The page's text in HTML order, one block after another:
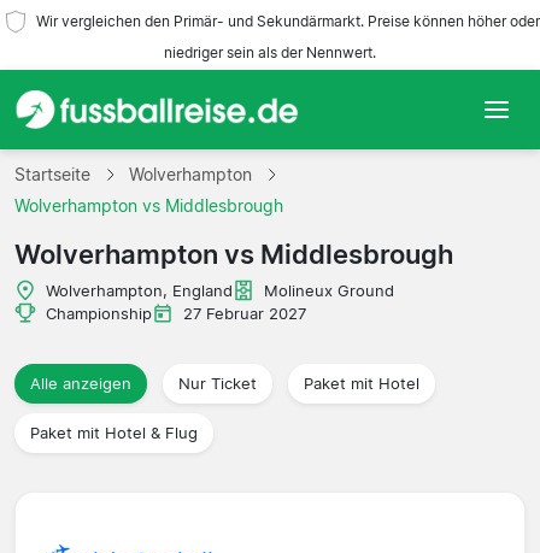
Wir vergleichen den Primär- und Sekundärmarkt. Preise können höher oder
niedriger sein als der Nennwert.
Startseite
Ligen
Startseite
Wolverhampton
Wolverhampton vs Middlesbrough
Wolverhampton vs Middlesbrough
Wolverhampton, England
Molineux Ground
Championship
27 Februar 2027
Alle anzeigen Nur Ticket Paket mit Hotel
Paket mit Hotel & Flug